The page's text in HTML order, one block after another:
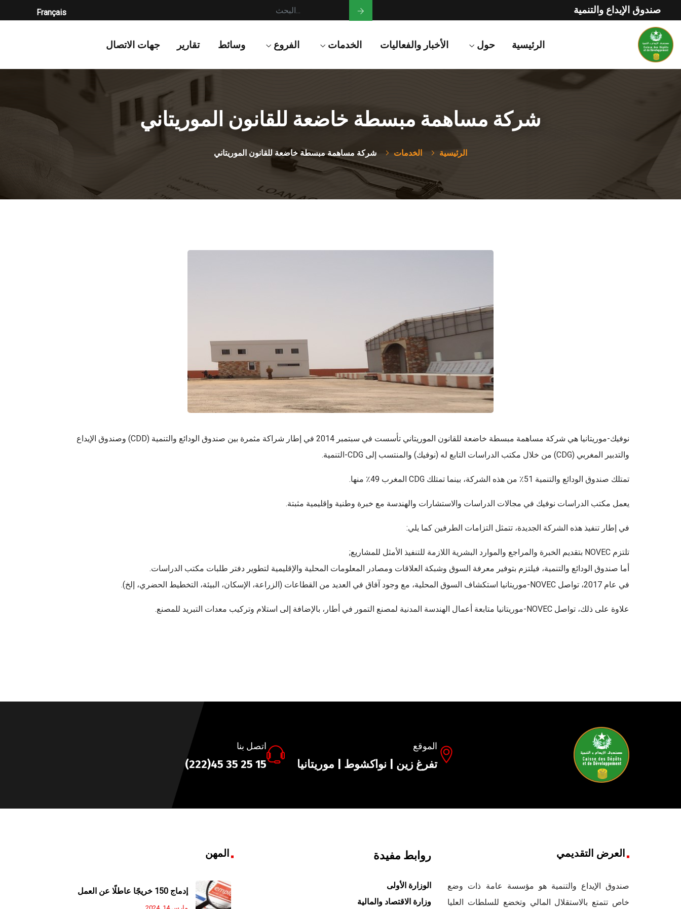
Français صندوق الإيداع والتنمية
الرئيسية حول الأخبار والفعاليات الخدمات الفروع وسائط تقارير جهات الاتصال
شركة مساهمة مبسطة خاضعة للقانون الموريتاني
الرئيسية الخدمات شركة مساهمة مبسطة خاضعة للقانون الموريتاني
نوفيك-موريتانيا هي شركة مساهمة مبسطة خاضعة للقانون الموريتاني تأسست في سبتمبر 2014 في إطار شراكة مثمرة بين صندوق الودائع والتنمية (CDD) وصندوق الإيداع
والتدبير المغربي (CDG) من خلال مكتب الدراسات التابع له (نوفيك) والمنتسب إلى CDG-التنمية.
تمتلك صندوق الودائع والتنمية 51٪ من هذه الشركة، بينما تمتلك CDG المغرب 49٪ منها.
يعمل مكتب الدراسات نوفيك في مجالات الدراسات والاستشارات والهندسة مع خبرة وطنية وإقليمية مثبتة.
في إطار تنفيذ هذه الشركة الجديدة، تتمثل التزامات الطرفين كما يلي:
تلتزم NOVEC بتقديم الخبرة والمراجع والموارد البشرية اللازمة للتنفيذ الأمثل للمشاريع;
أما صندوق الودائع والتنمية، فيلتزم بتوفير معرفة السوق وشبكة العلاقات ومصادر المعلومات المحلية والإقليمية لتطوير دفتر طلبات مكتب الدراسات.
في عام 2017، تواصل NOVEC-موريتانيا استكشاف السوق المحلية، مع وجود آفاق في العديد من القطاعات (الزراعة، الإسكان، البيئة، التخطيط الحضري، إلخ).
علاوة على ذلك، تواصل NOVEC-موريتانيا متابعة أعمال الهندسة المدنية لمصنع التمور في أطار، بالإضافة إلى استلام وتركيب معدات التبريد للمصنع.
الموقع
تفرغ زين | نواكشوط | موريتانيا
اتصل بنا
+(222)45 35 25 15
العرض التقديمي
صندوق الإيداع والتنمية هو مؤسسة عامة ذات وضع
خاص تتمتع بالاستقلال المالي وتخضع للسلطات العليا
روابط مفيدة
الوزارة الأولى
وزارة الاقتصاد والمالية
المهن
إدماج 150 خريجًا عاطلًا عن العمل